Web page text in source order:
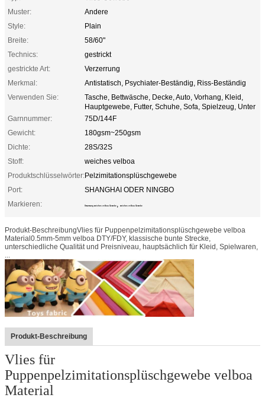
Muster:
Andere
Style:
Plain
Breite:
58/60"
Technics:
gestrickt
gestrickte Art:
Verzerrung
Merkmal:
Antistatisch, Psychiater-Beständig, Riss-Beständig
Verwenden Sie:
Tasche, Bettwäsche, Decke, Auto, Vorhang, Kleid,
Hauptgewebe, Futter, Schuhe, Sofa, Spielzeug, Unter
Garnnummer:
75D/144F
Gewicht:
180gsm~250gsm
Dichte:
28S/32S
Stoff:
weiches velboa
Produktschlüsselwörter:Pelzimitationsplüschgewebe
Port:
SHANGHAI ODER NINGBO
Markieren:
Umarmung weiches velboa Gewebe , weiches velboa Gewebe
Produkt-BeschreibungVlies für Puppenpelzimitationsplüschgewebe velboa
Material0.5mm-5mm velboa DTY/FDY, klassische bunte Strecke,
unterschiedliche Qualität und Preisniveau, hauptsächlich für Kleid, Spielwaren,
...
Produkt-Beschreibung
Vlies für
Puppenpelzimitationsplüschgewebe velboa
Material